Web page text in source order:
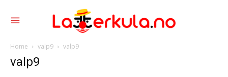
Home valp9 valp9
valp9